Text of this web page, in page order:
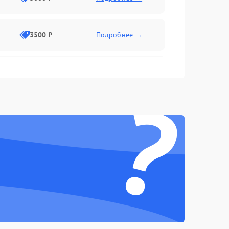
3500 ₽ Подробнее →
2000 ₽ Подробнее →
Подробнее →
Подробнее →
?